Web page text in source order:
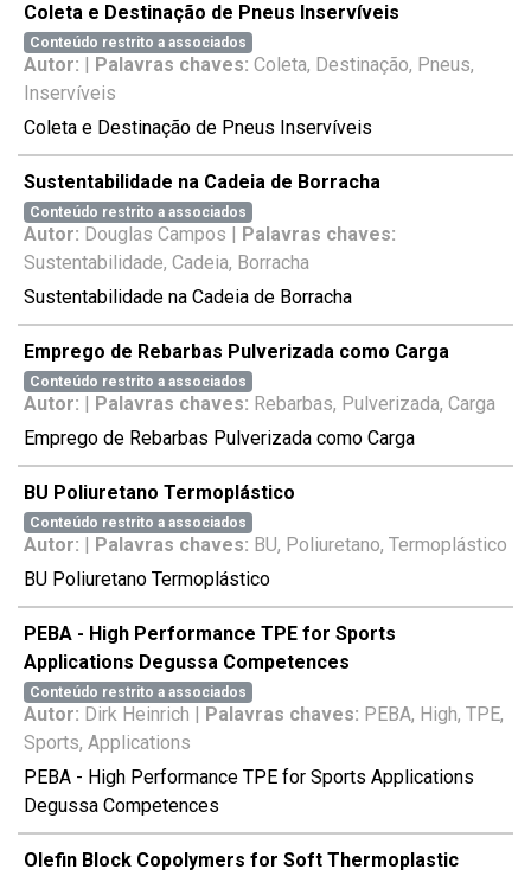
Coleta e Destinação de Pneus Inservíveis
Conteúdo restrito a associados
Autor: Palavras chaves: Coleta, Destinação, Pneus,
Inservíveis
Coleta e Destinação de Pneus Inservíveis
Sustentabilidade na Cadeia de Borracha
Conteúdo restrito a associados
Autor: Douglas Campos |
Palavras chaves:
Sustentabilidade, Cadeia, Borracha
Sustentabilidade na Cadeia de Borracha
Emprego de Rebarbas Pulverizada como Carga
Conteúdo restrito a associados
Autor: Palavras chaves: Rebarbas, Pulverizada, Carga
Emprego de Rebarbas Pulverizada como Carga
BU Poliuretano Termoplástico
Conteúdo restrito a associados
Autor: Palavras chaves: BU, Poliuretano, Termoplástico
BU Poliuretano Termoplástico
PEBA - High Performance TPE for Sports
Applications Degussa Competences
Conteúdo restrito a associados
Autor: Dirk Heinrich | Palavras chaves: PEBA, High, TPE,
Sports, Applications
PEBA - High Performance TPE for Sports Applications
Degussa Competences
Olefin Block Copolymers for Soft Thermoplastic